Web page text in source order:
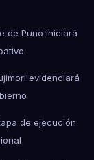
de Puno iniciará
evidenciará
de ejecución